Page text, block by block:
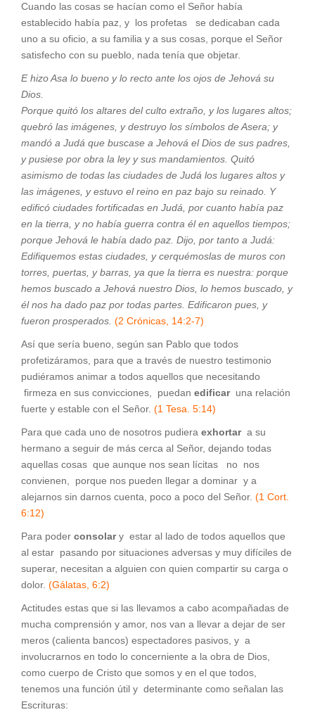
Cuando las cosas se hacían como el Señor había
establecido había paz, y los profetas se dedicaban cada
uno a su oficio, a su familia y a sus cosas, porque el Señor
satisfecho con su pueblo, nada tenía que objetar.
E hizo Asa lo bueno y lo recto ante los ojos de Jehová su
Dios.
Porque quitó los altares del culto extraño, y los lugares altos;
quebró las imágenes, y destruyo los símbolos de Asera; y
mandó a Judá que buscase a Jehová el Dios de sus padres,
y pusiese por obra la ley y sus mandamientos. Quitó
asimismo de todas las ciudades de Judá los lugares altos y
las imágenes, y estuvo el reino en paz bajo su reinado. Y
edificó ciudades fortificadas en Judá, por cuanto había paz
en la tierra, y no había guerra contra él en aquellos tiempos;
porque Jehová le había dado paz. Dijo, por tanto a Judá:
Edifiquemos estas ciudades, y cerquémoslas de muros con
torres, puertas, y barras, ya que la tierra es nuestra: porque
hemos buscado a Jehová nuestro Dios, lo hemos buscado, y
él nos ha dado paz por todas partes. Edificaron pues, y
fueron prosperados. (2 Crónicas, 14:2-7)
Así que sería bueno, según san Pablo que todos
profetizáramos, para que a través de nuestro testimonio
pudiéramos animar a todos aquellos que necesitando
firmeza en sus convicciones, puedan edificar una relación
fuerte y estable con el Señor. (1 Tesa. 5:14)
Para que cada uno de nosotros pudiera exhortar a su
hermano a seguir de más cerca al Señor, dejando todas
aquellas cosas que aunque nos sean lícitas no nos
convienen, porque nos pueden llegar a dominar y a
alejarnos sin darnos cuenta, poco a poco del Señor. (1 Cort.
6:12)
Para poder consolary estar al lado de todos aquellos que
al estar pasando por situaciones adversas y muy difíciles de
superar, necesitan a alguien con quien compartir su carga o
dolor. (Gálatas, 6:2)
Actitudes estas que si las llevamos a cabo acompañadas de
mucha comprensión y amor, nos van a llevar a dejar de ser
meros (calienta bancos) espectadores pasivos, y a
involucrarnos en todo lo concerniente a la obra de Dios,
como cuerpo de Cristo que somos y en el que todos,
tenemos una función útil y determinante como señalan las
Escrituras: